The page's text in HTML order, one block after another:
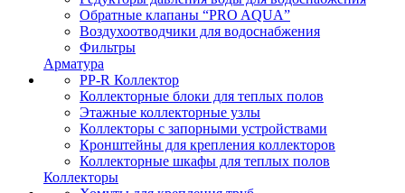
Обратные клапаны “PRO AQUA”
Воздухоотводчики для водоснабжения
Фильтры
Арматура
PP-R Коллектор
Коллекторные блоки для теплых полов
Этажные коллекторные узлы
Коллекторы с запорными устройствами
Кронштейны для крепления коллекторов
Коллекторные шкафы для теплых полов
Коллекторы